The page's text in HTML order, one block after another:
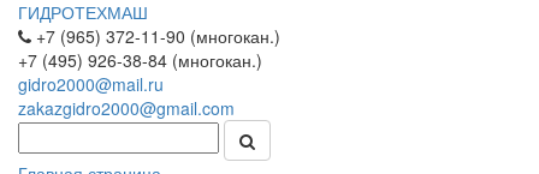
ГИДРОТЕХМАШ
+7 (965) 372-11-90 (многокан.)
+7 (495) 926-38-84 (многокан.)
gidro2000@mail.ru
zakazgidro2000@gmail.com